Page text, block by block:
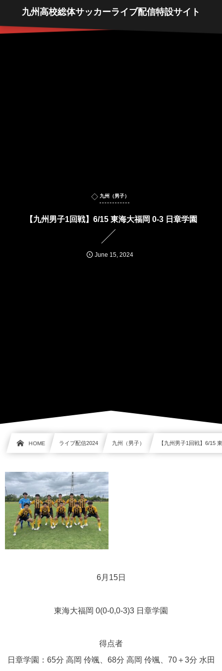
九州高校総体サッカーライブ配信特設サイト
九州（男子）
【九州男子1回戦】6/15 東海大福岡 0-3 日章学園
June 15,2024
HOME ライブ配信2024 九州（男子） 【九州男子1回戦】6/15
6月15日
東海大福岡 0(0-0,0-3)3 日章学園
得点者
日章学園：65分 高岡 伶颯、68分 高岡 伶颯、70＋3分 水田